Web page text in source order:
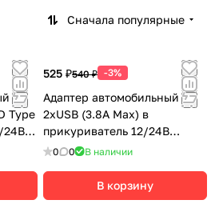
Сначала популярные
Type
24В
525 ₽540 ₽ -3%
Адаптер автомобильный
2хUSB (3.8А Max) в
прикуриватель 12/24В
черный CARLINE
0 0 В наличии
В корзину